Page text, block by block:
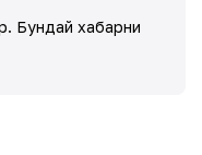
Бундай хабарни